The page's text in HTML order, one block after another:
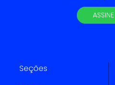
Seções